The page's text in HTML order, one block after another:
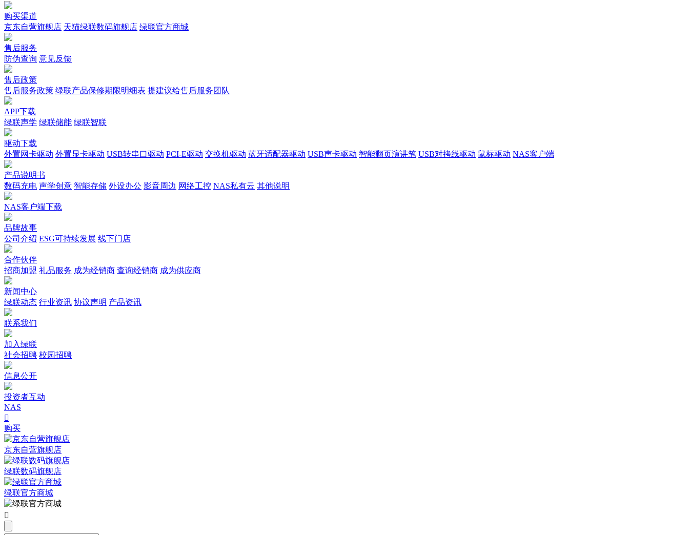
购买渠道
京东自营旗舰店 天猫绿联数码旗舰店 绿联官方商城
售后服务
防伪查询 意见反馈
售后政策
售后服务政策 绿联产品保修期限明细表 提建议给售后服务团队
APP下载
绿联声学 绿联储能 绿联智联
驱动下载
外置网卡驱动 外置显卡驱动 USB转串口驱动 PCI-E驱动 交换机驱动 蓝牙适配器驱动 USB声卡驱动 智能翻页演讲笔 USB对拷线驱动 鼠标驱动 NAS客户端
产品说明书
数码充电 声学创意 智能存储 外设办公 影音周边 网络工控 NAS私有云 其他说明
NAS客户端下载
品牌故事
公司介绍 ESG可持续发展 线下门店
合作伙伴
招商加盟 礼品服务 成为经销商 查询经销商 成为供应商
新闻中心
绿联动态 行业资讯 协议声明 产品资讯
联系我们
加入绿联
社会招聘 校园招聘
信息公开
投资者互动
NAS

购买
京东自营旗舰店
绿联数码旗舰店
绿联官方商城
